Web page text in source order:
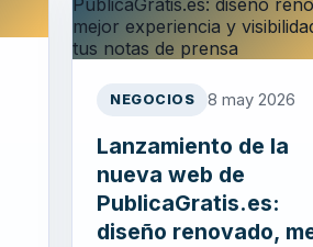
NEGOCIOS 8 may 2026
Lanzamiento de la
nueva web de
PublicaGratis.es:
diseño renovado,